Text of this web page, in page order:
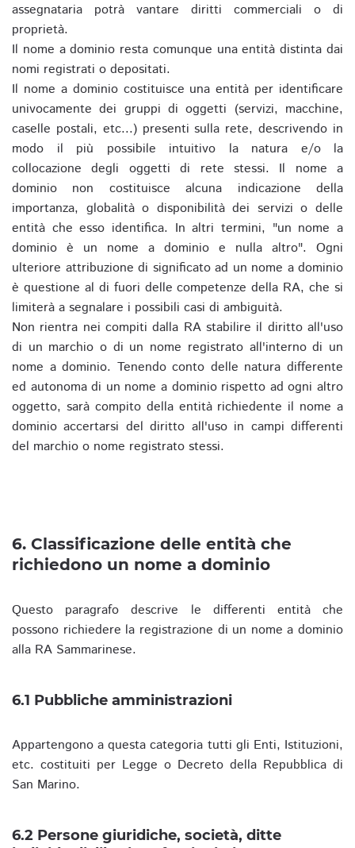
assegnataria potrà vantare diritti commerciali o di
proprietà.
Il nome a dominio resta comunque una entità distinta dai
nomi registrati o depositati.
Il nome a dominio costituisce una entità per identificare
univocamente dei gruppi di oggetti (servizi, macchine,
caselle postali, etc...) presenti sulla rete, descrivendo in
modo il più possibile intuitivo la natura e/o la
collocazione degli oggetti di rete stessi. Il nome a
dominio non costituisce alcuna indicazione della
importanza, globalità o disponibilità dei servizi o delle
entità che esso identifica. In altri termini, "un nome a
dominio è un nome a dominio e nulla altro". Ogni
ulteriore attribuzione di significato ad un nome a dominio
è questione al di fuori delle competenze della RA, che si
limiterà a segnalare i possibili casi di ambiguità.
Non rientra nei compiti dalla RA stabilire il diritto all'uso
di un marchio o di un nome registrato all'interno di un
nome a dominio. Tenendo conto delle natura differente
ed autonoma di un nome a dominio rispetto ad ogni altro
oggetto, sarà compito della entità richiedente il nome a
dominio accertarsi del diritto all'uso in campi differenti
del marchio o nome registrato stessi.
6. Classificazione delle entità che
richiedono un nome a dominio
Questo paragrafo descrive le differenti entità che
possono richiedere la registrazione di un nome a dominio
alla RA Sammarinese.
6.1 Pubbliche amministrazioni
Appartengono a questa categoria tutti gli Enti, Istituzioni,
etc. costituiti per Legge o Decreto della Repubblica di
San Marino.
6.2 Persone giuridiche, società, ditte